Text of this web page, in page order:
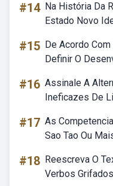
#14 Na História Da
Estado Novo
#15 De Acordo
Definir O
#16 Assinale A
Ineficazes De
#17 As
Sao Tao Ou
#18 Reescreva O
Verbos